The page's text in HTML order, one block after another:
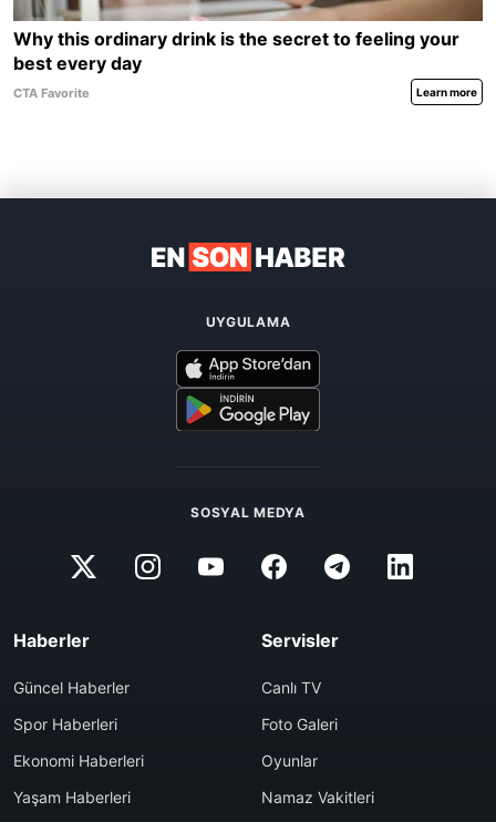
UYGULAMA
SOSYAL MEDYA
Haberler
Güncel Haberler
Spor Haberleri
Ekonomi Haberleri
Yaşam Haberleri
Servisler
Canlı TV
Foto Galeri
Oyunlar
Namaz Vakitleri